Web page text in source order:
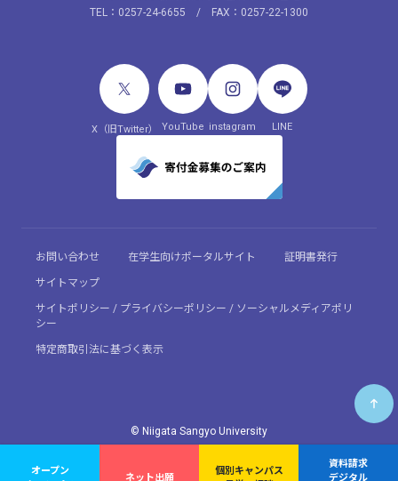
オープン
ネット出願
個別キャンパス
資料請求
デジタル
TEL：0257-24-6655 / FAX：0257-22-1300
X（旧Twitter） YouTube instagram LINE
お問い合わせ 在学生向けポータルサイト 証明書発行
サイトマップ
サイトポリシー / プライバシーポリシー / ソーシャルメディアポリ
シー
特定商取引法に基づく表示
© Niigata Sangyo University